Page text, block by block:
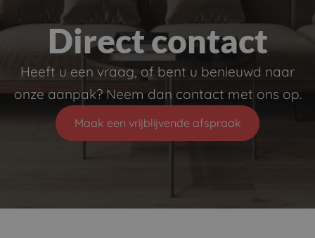
Direct contact
Heeft u een vraag, of bent u benieuwd naar
onze aanpak? Neem dan contact met ons op.
Maak een vrijblijvende afspraak